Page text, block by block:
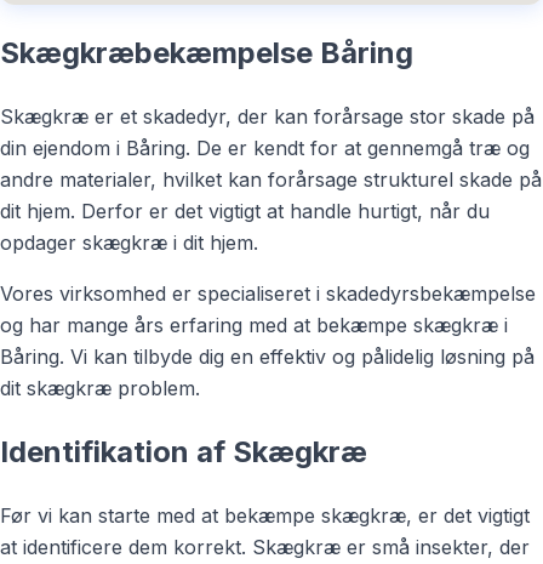
Skægkræbekæmpelse Båring
Skægkræ er et skadedyr, der kan forårsage stor skade på
din ejendom i Båring. De er kendt for at gennemgå træ og
andre materialer, hvilket kan forårsage strukturel skade på
dit hjem. Derfor er det vigtigt at handle hurtigt, når du
opdager skægkræ i dit hjem.
Vores virksomhed er specialiseret i skadedyrsbekæmpelse
og har mange års erfaring med at bekæmpe skægkræ i
Båring. Vi kan tilbyde dig en effektiv og pålidelig løsning på
dit skægkræ problem.
Identifikation af Skægkræ
Før vi kan starte med at bekæmpe skægkræ, er det vigtigt
at identificere dem korrekt. Skægkræ er små insekter, der